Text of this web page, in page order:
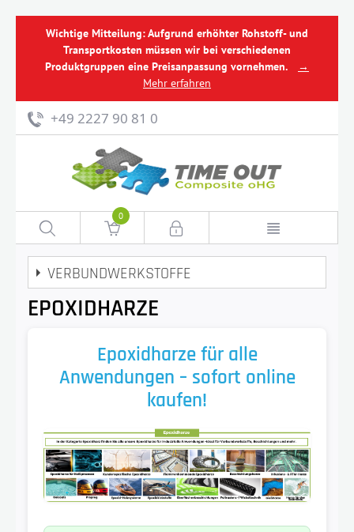
Wichtige Mitteilung: Aufgrund erhöhter Rohstoff- und
Transportkosten müssen wir bei verschiedenen
Produktgruppen eine Preisanpassung vornehmen.
→
Mehr erfahren
+49 2227 90 81 0
0
VERBUNDWERKSTOFFE
EPOXIDHARZE
Epoxidharze für alle
Anwendungen – sofort online
kaufen!